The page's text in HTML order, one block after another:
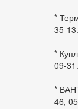
*
35-13.
*
09-31.
*
46,